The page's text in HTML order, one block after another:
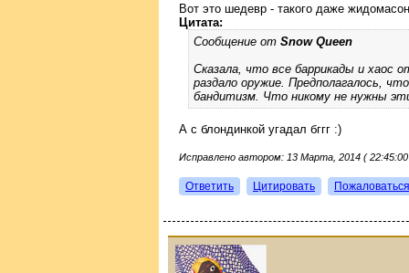
Вот это шедевр - такого даже
Цитата:
Сообщение от Snow Queen
Сказала, что все баррикады и хаос
раздало оружие. Предполагалось,
бандитизм. Что никому не нужны
А с блондинкой угадал бггг :)
Исправлено автором: 13 Марта, 2014 (
Ответить Цитировать Пожаловаться